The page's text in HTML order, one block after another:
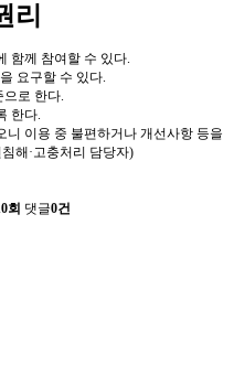
리
함께 참여할 수 있다.
요구할 수 있다.
로 한다.
한다.
이용 중 불편하거나 개선사항 등을
해·고충처리 담당자)
회 댓글0건